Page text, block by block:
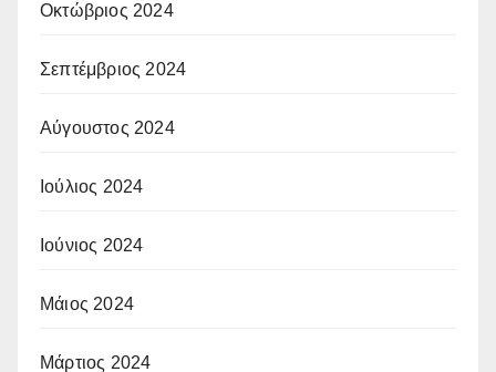
Οκτώβριος 2024
Σεπτέμβριος 2024
Αύγουστος 2024
Ιούλιος 2024
Ιούνιος 2024
Μάιος 2024
Μάρτιος 2024